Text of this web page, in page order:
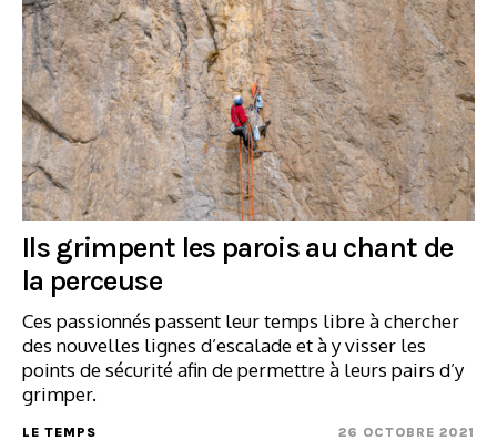
Ils grimpent les parois au chant de
la perceuse
Ces passionnés passent leur temps libre à chercher
des nouvelles lignes d’escalade et à y visser les
points de sécurité afin de permettre à leurs pairs d’y
grimper.
LE TEMPS 26 OCTOBRE 2021